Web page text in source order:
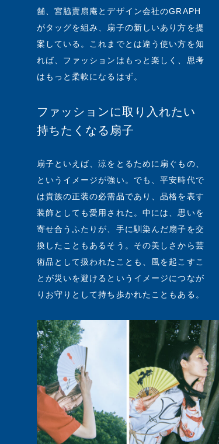
舗、宮脇賣扇庵とデザイン会社のGRAPH
がタッグを組み、扇子の新しいあり方を提
案している。これまでとは違う使い方を知
れば、ファッションはもっと楽しく、思考
はもっと柔軟になるはず。
ファッションに取り入れたい
持ちたくなる扇子
扇子といえば、涼をとるために扇ぐもの、
というイメージが強い。でも、平安時代で
は貴族の正装の必需品であり、品格を表す
装飾としても愛用された。中には、思いを
寄せ合うふたりが、手に馴染んだ扇子を交
換したこともあるそう。その美しさから芸
術品として扱われたことも、風を起こすこ
とが災いを避けるというイメージにつなが
りお守りとして持ち歩かれたこともある。